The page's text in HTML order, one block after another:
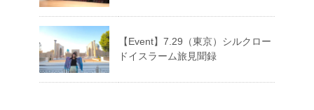
【Event】7.29（東京）シルクロー
ドイスラーム旅見聞録